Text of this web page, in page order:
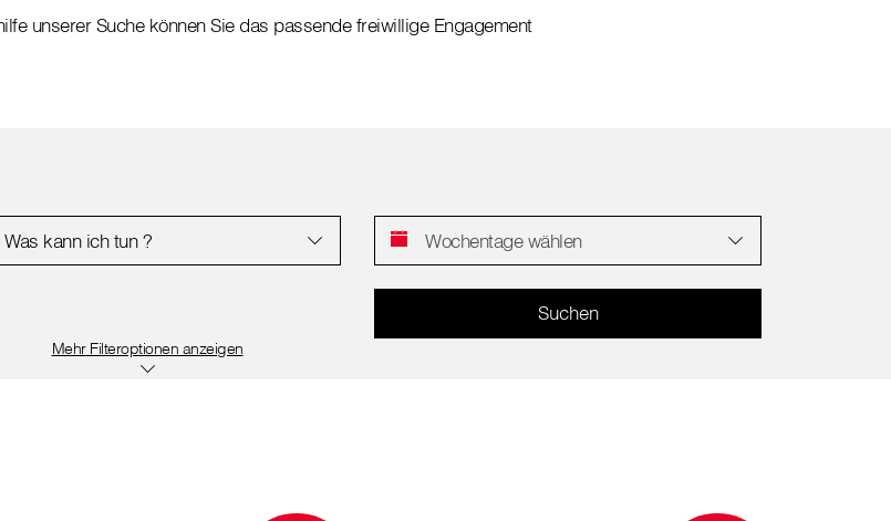
unserer Suche können Sie das passende freiwillige Engagement
Was kann ich tun ? Wochentage wählen
Filteroptionen anzeigen